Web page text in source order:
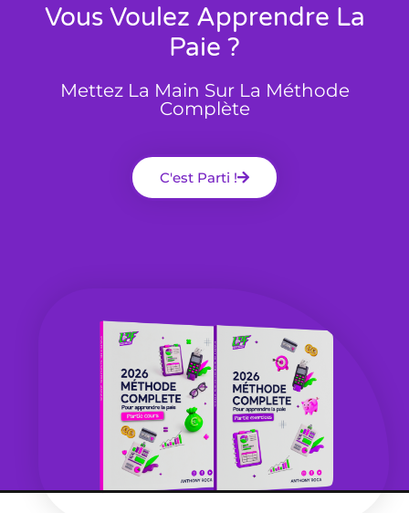
Vous Voulez Apprendre La
Paie ?
Mettez La Main Sur La Méthode
Complète
C'est Parti !